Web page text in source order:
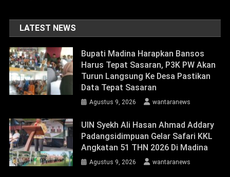
LATEST NEWS
Bupati Madina Harapkan Bansos
Harus Tepat Sasaran, P3K PW Akan
Turun Langsung Ke Desa Pastikan
Data Tepat Sasaran
Agustus 9, 2026 wantaranews
UIN Syekh Ali Hasan Ahmad Addary
Padangsidimpuan Gelar Safari KKL
Angkatan 51 THN 2026 Di Madina
Agustus 9, 2026 wantaranews